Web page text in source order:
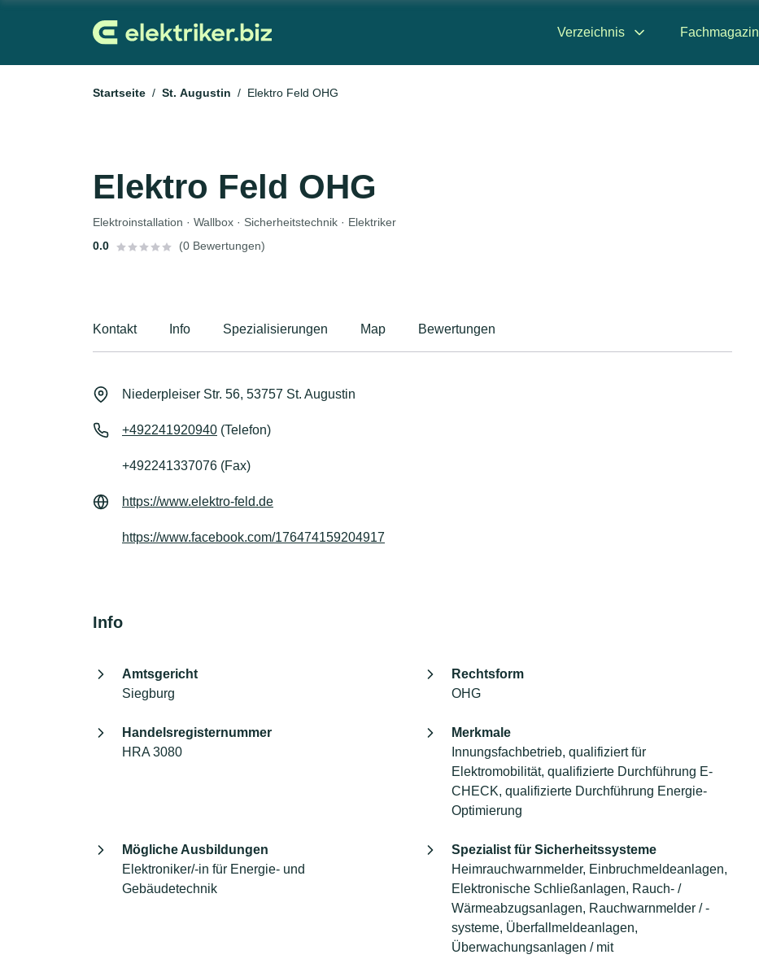
Verzeichnis Fachmagazin
Startseite St. Augustin Elektro Feld OHG
Elektro Feld OHG
Elektroinstallation · Wallbox · Sicherheitstechnik · Elektriker
0.0
(0 Bewertungen)
Kontakt Info Spezialisierungen Map Bewertungen
Niederpleiser Str. 56, 53757 St. Augustin
+492241920940 (Telefon)
+492241337076 (Fax)
https://www.elektro-feld.de
https://www.facebook.com/176474159204917
Info
Amtsgericht
Siegburg
Rechtsform
OHG
Handelsregisternummer
HRA 3080
Merkmale
Innungsfachbetrieb, qualifiziert für
Elektromobilität, qualifizierte Durchführung E-
CHECK, qualifizierte Durchführung Energie-
Optimierung
Mögliche Ausbildungen
Elektroniker/-in für Energie- und
Gebäudetechnik
Spezialist für Sicherheitssysteme
Heimrauchwarnmelder, Einbruchmeldeanlagen,
Elektronische Schließanlagen, Rauch- /
Wärmeabzugsanlagen, Rauchwarnmelder / -
systeme, Überfallmeldeanlagen,
Überwachungsanlagen / mit